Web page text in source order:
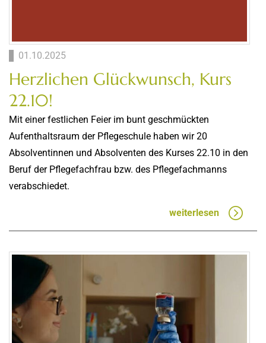
01.10.2025
Herzlichen Glückwunsch, Kurs
22.10!
Mit einer festlichen Feier im bunt geschmückten
Aufenthaltsraum der Pflegeschule haben wir 20
Absolventinnen und Absolventen des Kurses 22.10 in den
Beruf der Pflegefachfrau bzw. des Pflegefachmanns
verabschiedet.
weiterlesen